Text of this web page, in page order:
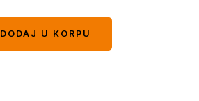
DODAJ U KORPU